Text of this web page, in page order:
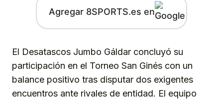
Agregar 8SPORTS.es en
El Desatascos Jumbo Gáldar concluyó su
participación en el Torneo San Ginés con un
balance positivo tras disputar dos exigentes
encuentros ante rivales de entidad. El equipo